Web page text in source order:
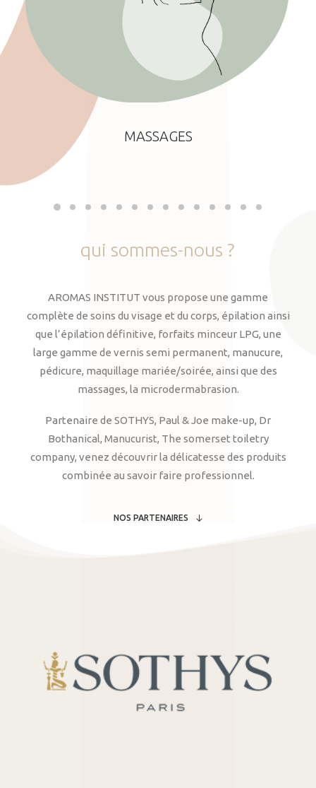
MASSAGES
qui sommes-nous ?
AROMAS INSTITUT vous propose une gamme
complète de soins du visage et du corps, épilation ainsi
que l’épilation définitive, forfaits minceur LPG, une
large gamme de vernis semi permanent, manucure,
pédicure, maquillage mariée/soirée, ainsi que des
massages, la microdermabrasion.
Partenaire de SOTHYS, Paul & Joe make-up, Dr
Bothanical, Manucurist, The somerset toiletry
company, venez découvrir la délicatesse des produits
combinée au savoir faire professionnel.
NOS PARTENAIRES